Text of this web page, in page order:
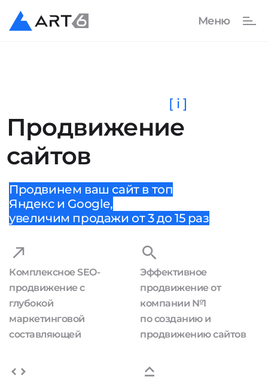
Продвижение
сайтов
[ i ]
Продвинем ваш сайт в топ
Яндекс и Google,
увеличим продажи от 3 до 15 раз
Комплексное SEO-
продвижение с
глубокой
маркетинговой
составляющей
Эффективное
продвижение от
компании №1
по созданию и
продвижению сайтов